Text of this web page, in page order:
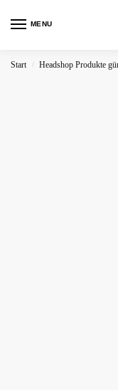
MENU
Start / Headshop Produkte